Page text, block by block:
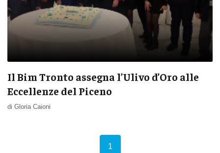
Il Bim Tronto assegna l’Ulivo d’Oro alle
Eccellenze del Piceno
di Gloria Caioni
1